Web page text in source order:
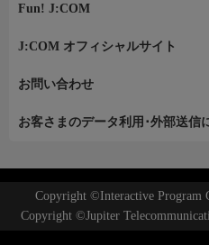
Fun! J:COM
J:COM オフィシャルサイト
お問い合わせ
お客さまのデータ利用･外部送信
Copyright ©Interactive Program
Copyright ©Jupiter